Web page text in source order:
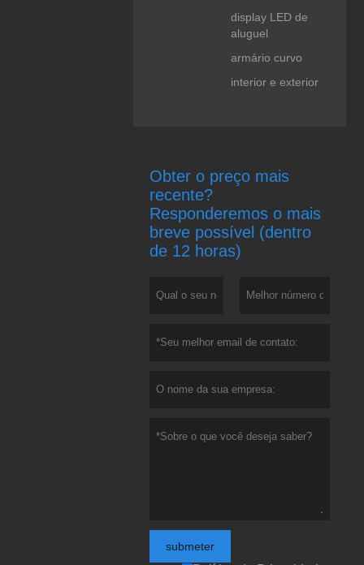
display LED de
aluguel
armário curvo
interior e exterior
Obter o preço mais
recente?
Responderemos o mais
breve possível (dentro
de 12 horas)
submeter